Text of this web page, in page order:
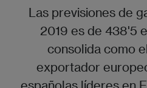
Las previsiones de
2019 es de 438'5
consolida como
exportador
españolas líderes en